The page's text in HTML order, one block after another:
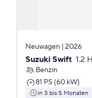
Neuwagen | 2026
Suzuki Swift 1.2
Benzin
81 PS (60 kW)
in 3 bis 5 Monaten